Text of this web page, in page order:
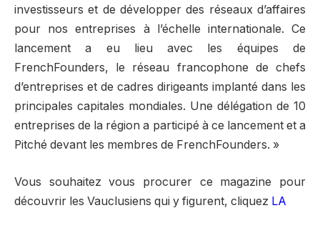
investisseurs et de développer des réseaux d’affaires
pour nos entreprises à l’échelle internationale. Ce
lancement a eu lieu avec les équipes de
FrenchFounders, le réseau francophone de chefs
d’entreprises et de cadres dirigeants implanté dans les
principales capitales mondiales. Une délégation de 10
entreprises de la région a participé à ce lancement et a
Pitché devant les membres de FrenchFounders. »
Vous souhaitez vous procurer ce magazine pour
découvrir les Vauclusiens qui y figurent, cliquez LA